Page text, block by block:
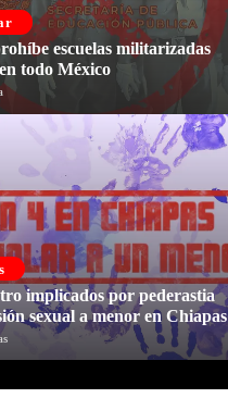
escuelas militarizadas
todo México
implicados por pederastia
sexual a menor en Chiapas